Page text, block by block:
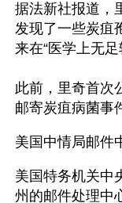
据法新社报道，
发现了一些炭疽
来在“医学上无足
此前，里奇首次
邮寄炭疽病菌事
美国中情局邮件
美国特务机关中
州的邮件处理中